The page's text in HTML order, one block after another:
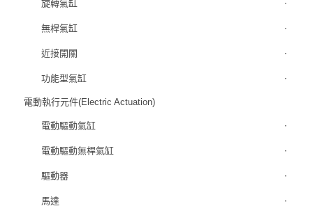
旋轉氣缸
無桿氣缸
近接開關
功能型氣缸
電動執行元件(Electric Actuation)
電動驅動氣缸
電動驅動無桿氣缸
驅動器
馬達